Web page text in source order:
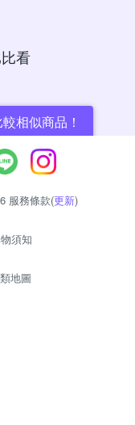
看
相似商品！
服務條款(更新)
須知
地圖